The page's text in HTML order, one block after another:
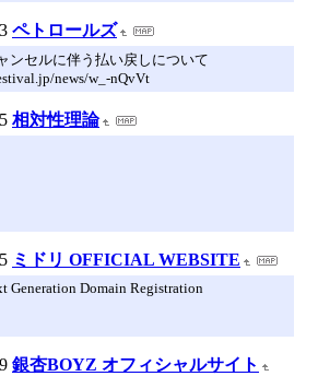
ペトロールズ
ンセルに伴う払い戻しについて
news/w_-nQvVt
相対性理論
ミドリ OFFICIAL WEBSITE
Generation Domain Registration
銀杏BOYZ オフィシャルサイト